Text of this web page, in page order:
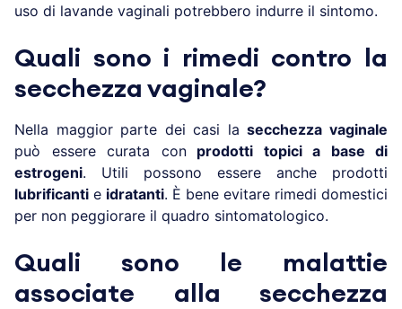
uso di lavande vaginali potrebbero indurre il sintomo.
Quali sono i rimedi contro la
secchezza vaginale?
Nella maggior parte dei casi lasecchezza vaginale
può essere curata conprodotti topici a base di
estrogeni. Utili possono essere anche prodotti
lubrificanti e idratanti. È bene evitare rimedi domestici
per non peggiorare il quadro sintomatologico.
Quali sono le malattie
associate alla secchezza